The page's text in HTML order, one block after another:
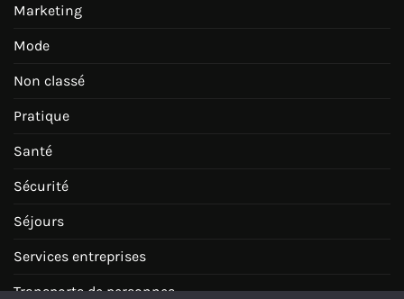
Marketing
Mode
Non classé
Pratique
Santé
Sécurité
Séjours
Services entreprises
Transports de personnes